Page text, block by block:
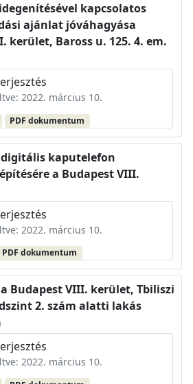
kapcsolatos
ajánlat jóváhagyása
kerület, Baross u. 125. 4. em.
2022. március 10.
PDF dokumentum
digitális kaputelefon
a Budapest VIII.
2022. március 10.
PDF dokumentum
Budapest VIII. kerület, Tbiliszi
2. szám alatti lakás
2022. március 10.